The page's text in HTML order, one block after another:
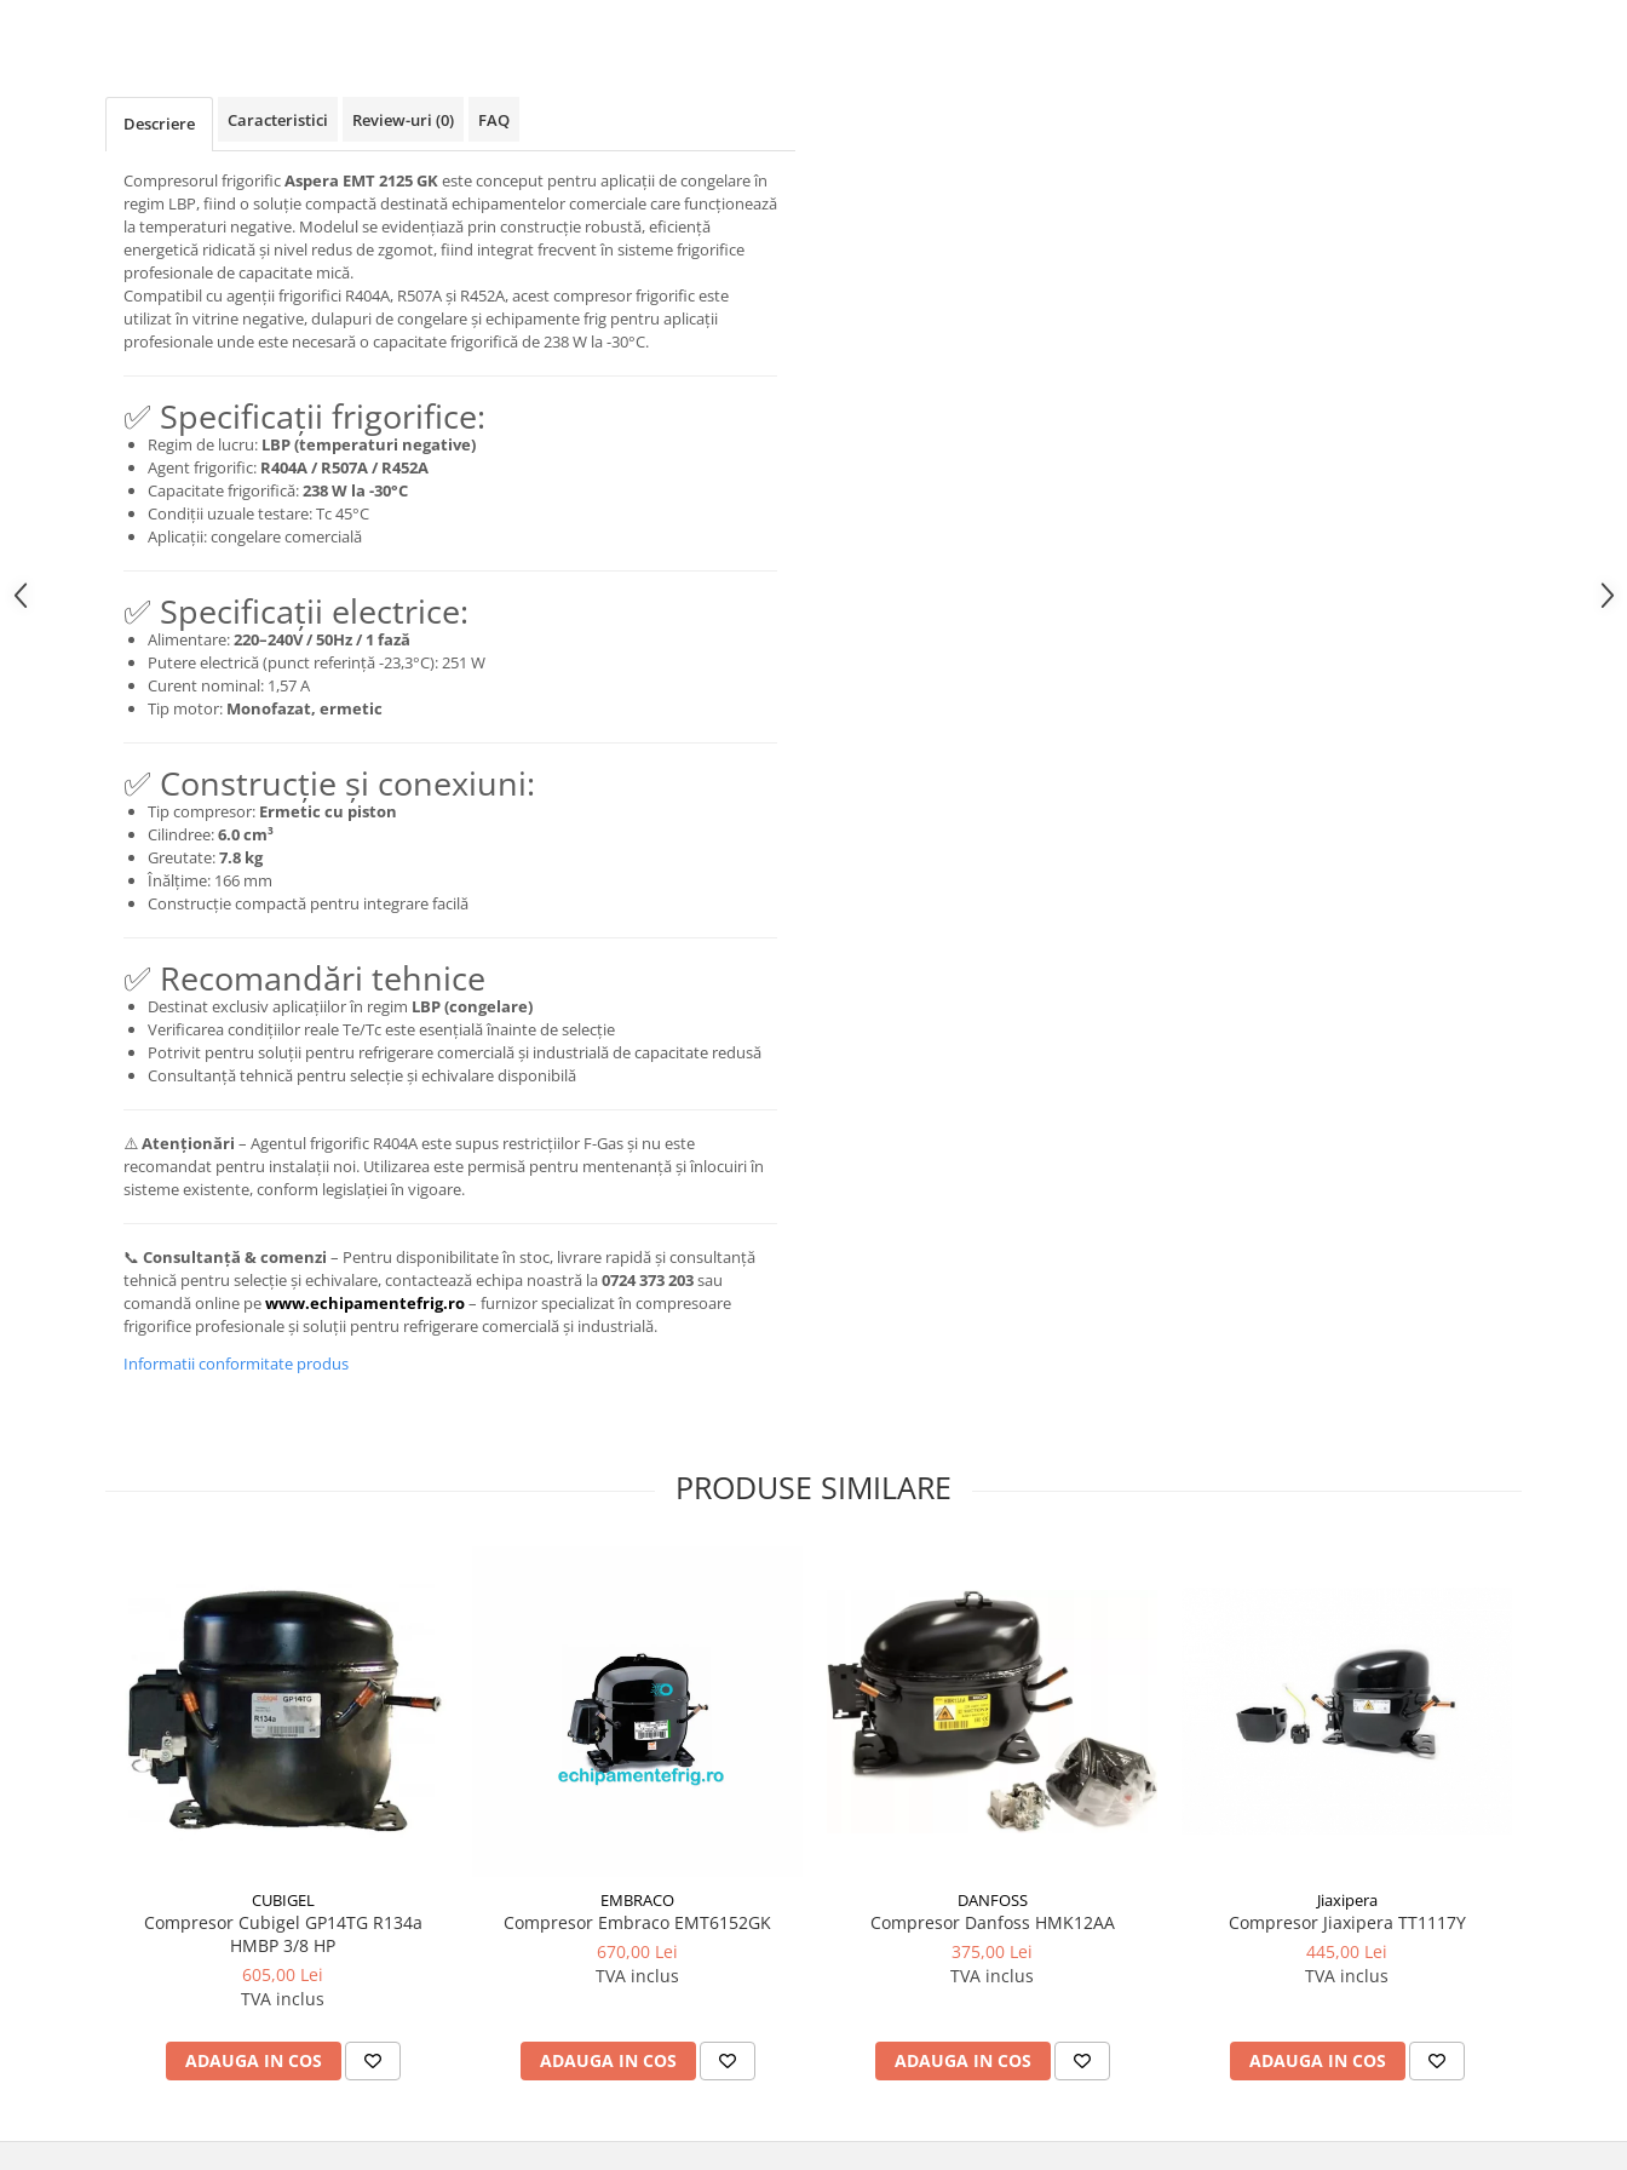
Descriere Caracteristici Review-uri (0) FAQ
Compresorul frigorificAspera EMT 2125 GKeste conceput pentru aplicații de congelare în
regim LBP, fiind o soluție compactă destinată echipamentelor comerciale care funcționează
la temperaturi negative. Modelul se evidențiază prin construcție robustă, eficiență
energetică ridicată și nivel redus de zgomot, fiind integrat frecvent în sisteme frigorifice
profesionale de capacitate mică.
Compatibil cu agenții frigorifici R404A, R507A și R452A, acest compresor frigorific este
utilizat în vitrine negative, dulapuri de congelare și echipamente frig pentru aplicații
profesionale unde este necesară o capacitate frigorifică de 238 W la -30°C.
✅ Specificații frigorifice:
Regim de lucru: LBP (temperaturi negative)
Agent frigorific: R404A / R507A / R452A
Capacitate frigorifică:238 W la -30°C
Condiții uzuale testare: Tc 45°C
Aplicații: congelare comercială
✅ Specificații electrice:
Alimentare:220–240V / 50Hz / 1 fază
Putere electrică (punct referință -23,3°C): 251 W
Curent nominal: 1,57 A
Tip motor: Monofazat, ermetic
✅ Construcție și conexiuni:
Tip compresor: Ermetic cu piston
Cilindree:6.0 cm³
Greutate:7.8 kg
Înălțime: 166 mm
Construcție compactă pentru integrare facilă
✅ Recomandări tehnice
Destinat exclusiv aplicațiilor în regim LBP (congelare)
Verificarea condițiilor reale Te/Tc este esențială înainte de selecție
Potrivit pentru soluții pentru refrigerare comercială și industrială de capacitate redusă
Consultanță tehnică pentru selecție și echivalare disponibilă
⚠️Atenționări – Agentul frigorific R404A este supus restricțiilor F-Gas și nu este
recomandat pentru instalații noi. Utilizarea este permisă pentru mentenanță și înlocuiri în
sisteme existente, conform legislației în vigoare.
📞 Consultanță & comenzi – Pentru disponibilitate în stoc, livrare rapidă și consultanță
tehnică pentru selecție și echivalare, contactează echipa noastră la0724 373 203sau
comandă online pewww.echipamentefrig.ro– furnizor specializat în compresoare
frigorifice profesionale și soluții pentru refrigerare comercială și industrială.
Informatii conformitate produs
PRODUSE SIMILARE
CUBIGEL
Compresor Cubigel GP14TG R134a
HMBP 3/8 HP
605,00 Lei
TVA inclus
ADAUGA IN COS
EMBRACO
Compresor Embraco EMT6152GK
670,00 Lei
TVA inclus
ADAUGA IN COS
DANFOSS
Compresor Danfoss HMK12AA
375,00 Lei
TVA inclus
ADAUGA IN COS
Jiaxipera
Compresor Jiaxipera TT1117Y
445,00 Lei
TVA inclus
ADAUGA IN COS